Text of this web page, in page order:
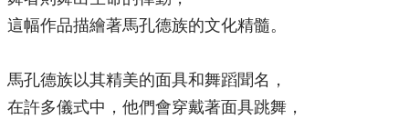
這幅作品描繪著馬孔德族的文化精髓。
馬孔德族以其精美的面具和舞蹈聞名，
在許多儀式中，他們會穿戴著面具跳舞，